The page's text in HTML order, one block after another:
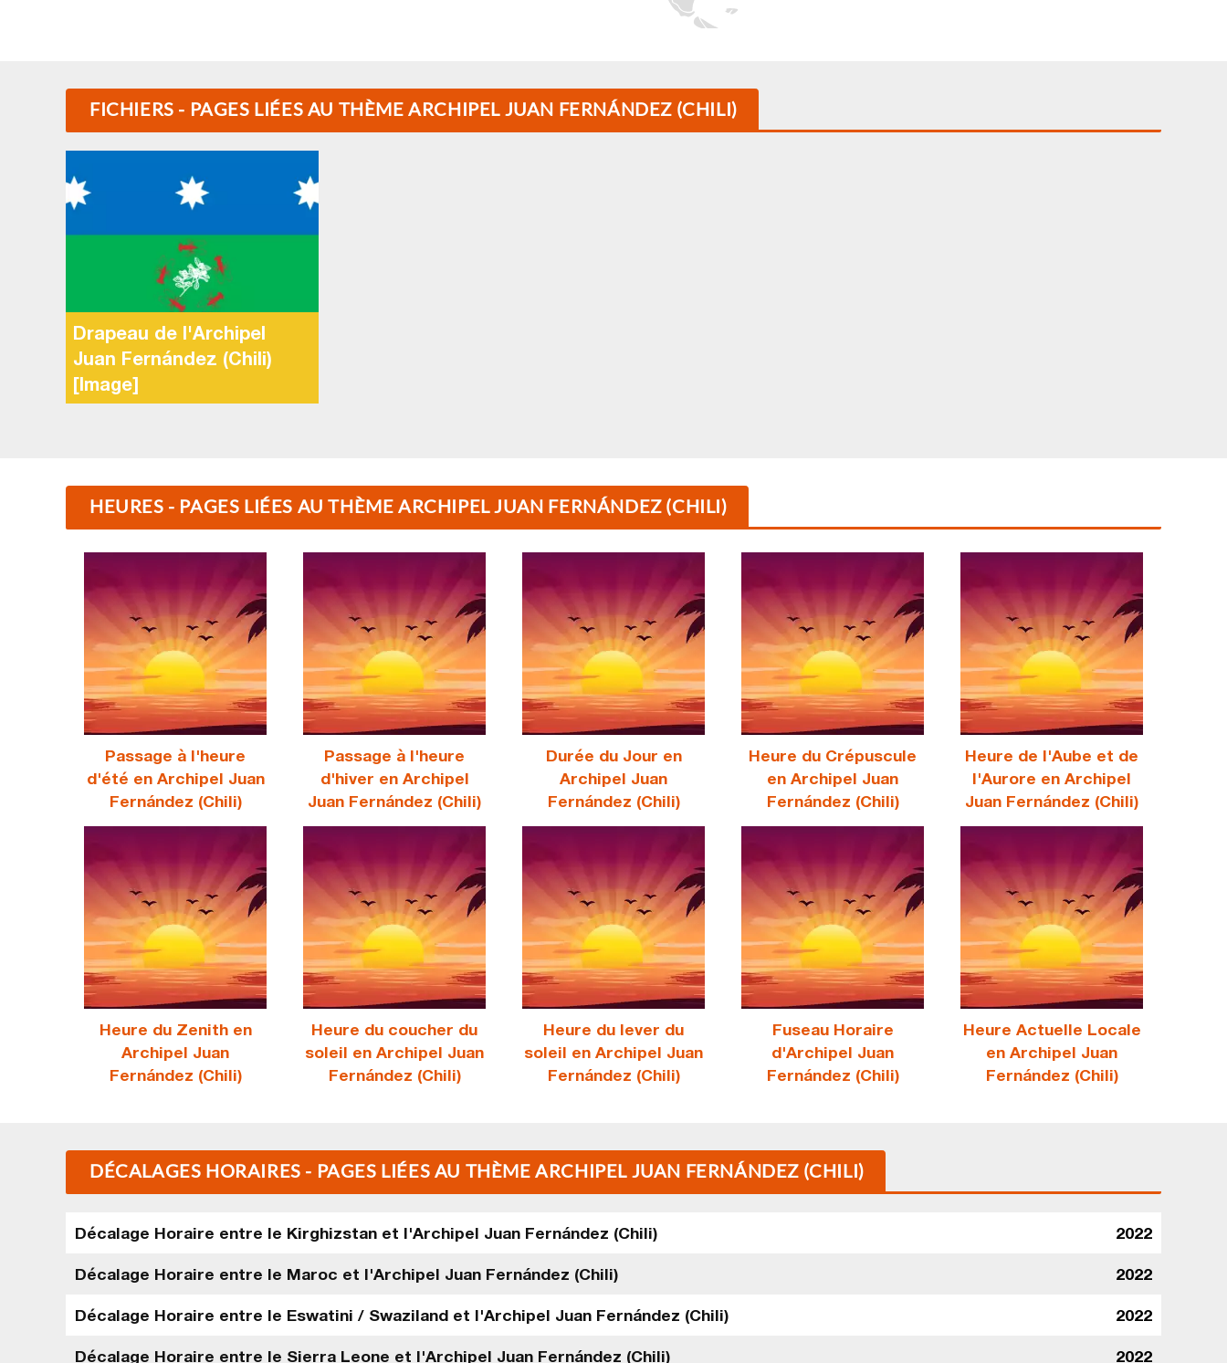
FICHIERS - PAGES LIÉES AU THÈME ARCHIPEL JUAN FERNÁNDEZ (CHILI)
Drapeau de l'Archipel
Juan Fernández (Chili)
[Image]
HEURES - PAGES LIÉES AU THÈME ARCHIPEL JUAN FERNÁNDEZ (CHILI)
Passage à l'heure
d'été en Archipel Juan
Fernández (Chili)
Passage à l'heure
d'hiver en Archipel
Juan Fernández (Chili)
Durée du Jour en
Archipel Juan
Fernández (Chili)
Heure du Crépuscule
en Archipel Juan
Fernández (Chili)
Heure de l'Aube et de
l'Aurore en Archipel
Juan Fernández (Chili)
Heure du Zenith en
Archipel Juan
Fernández (Chili)
Heure du coucher du
soleil en Archipel Juan
Fernández (Chili)
Heure du lever du
soleil en Archipel Juan
Fernández (Chili)
Fuseau Horaire
d'Archipel Juan
Fernández (Chili)
Heure Actuelle Locale
en Archipel Juan
Fernández (Chili)
DÉCALAGES HORAIRES - PAGES LIÉES AU THÈME ARCHIPEL JUAN FERNÁNDEZ (CHILI)
Décalage Horaire entre le Kirghizstan et l'Archipel Juan Fernández (Chili) 2022
Décalage Horaire entre le Maroc et l'Archipel Juan Fernández (Chili) 2022
Décalage Horaire entre le Eswatini / Swaziland et l'Archipel Juan Fernández (Chili) 2022
Décalage Horaire entre le Sierra Leone et l'Archipel Juan Fernández (Chili) 2022